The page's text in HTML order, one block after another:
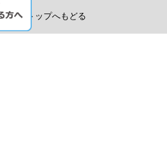
ページトップへもどる